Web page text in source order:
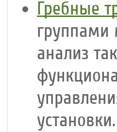
Гребные
группами
анализ
установки.